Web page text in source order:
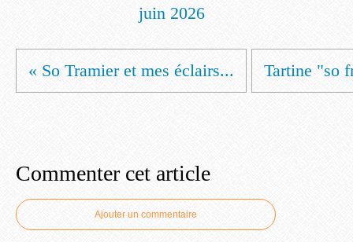
juin 2026
« So Tramier et mes éclairs... Tartine "so
Commenter cet article
Ajouter un commentaire